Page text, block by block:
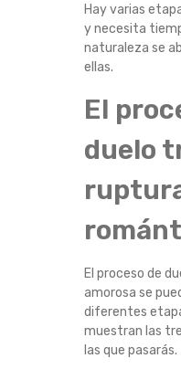
Hay varias
y necesita
naturaleza se
ellas.
El
duelo
El proceso de
amorosa se
diferentes
muestran las
las que pasarás.